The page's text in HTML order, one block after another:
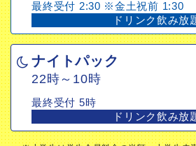
最終受付 2:30 ※金土祝前 1:30
ドリンク飲み放題
ナイトパック
最終受付 5時